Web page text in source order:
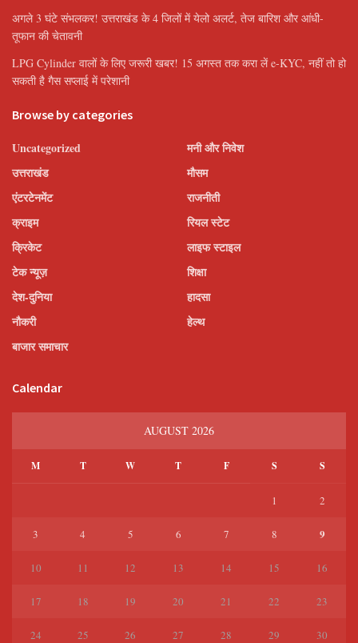
अगले 3 घंटे संभलकर! उत्तराखंड के 4 जिलों में येलो अलर्ट, तेज बारिश और आंधी-
तूफान की चेतावनी
LPG Cylinder वालों के लिए जरूरी खबर! 15 अगस्त तक करा लें e-KYC, नहीं तो हो
सकती है गैस सप्लाई में परेशानी
Browse by categories
Uncategorized
उत्तराखंड
एंटरटेनमेंट
क्राइम
क्रिकेट
टेक न्यूज़
देश-दुनिया
नौकरी
बाजार समाचार
मनी और निवेश
मौसम
राजनीती
रियल स्टेट
लाइफ स्टाइल
शिक्षा
हादसा
हेल्थ
Calendar
AUGUST 2026
M T W T F S S
1 2
3 4 5 6 7 8 9
10 11 12 13 14 15 16
17 18 19 20 21 22 23
24 25 26 27 28 29 30